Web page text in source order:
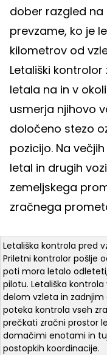
dober razgled na
prevzame, ko je
kilometrov od
Letališki
letala na in v
usmerja njihovo
določeno stezo
pozicijo. Na
letal in drugih
zemeljskega
zračnega
Letališka kontrola pred
Priletni kontrolor pošlje
poti mora letalo
pilotu. Letališka
delom vzleta in
poteka kontrola vseh
prečkati zračni prostor
domačimi enotami in
postopkih koordinacije.